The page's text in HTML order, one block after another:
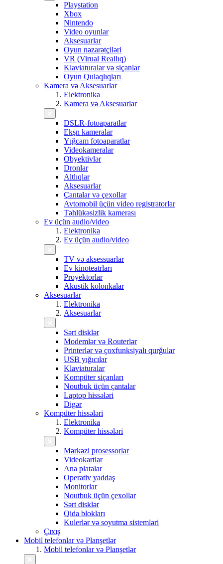
Playstation
Xbox
Nintendo
Video oyunlar
Aksesuarlar
Oyun nəzarətçiləri
VR (Virual Reallıq)
Klaviaturalar və siçanlar
Oyun Qulaqlıqları
Kamera və Aksesuarlar
Elektronika
Kamera və Aksesuarlar
DSLR-fotoaparatlar
Ekşn kameralar
Yığcam fotoaparatlar
Videokameralar
Obyektivlər
Dronlar
Altlıqlar
Aksesuarlar
Çantalar və çexollar
Avtomobil üçün video registratorlar
Təhlükəsizlik kamerası
Ev üçün audio/video
Elektronika
Ev üçün audio/video
TV və aksessuarlar
Ev kinoteatrları
Proyektorlar
Akustik kolonkalar
Aksesuarlar
Elektronika
Aksesuarlar
Sərt disklər
Modemlər və Routerlər
Printerlər və çoxfunksiyalı qurğular
USB yığıcılar
Klaviaturalar
Kompüter siçanları
Noutbuk üçün çantalar
Laptop hissələri
Digər
Kompüter hissələri
Elektronika
Kompüter hissələri
Mərkəzi prosessorlar
Videokartlar
Ana platalar
Operativ yaddaş
Monitorlar
Noutbuk üçün çexollar
Sərt disklər
Qida blokları
Kulerlər və soyutma sistemləri
Çıxış
Mobil telefonlar və Planşetlər
Mobil telefonlar və Planşetlər